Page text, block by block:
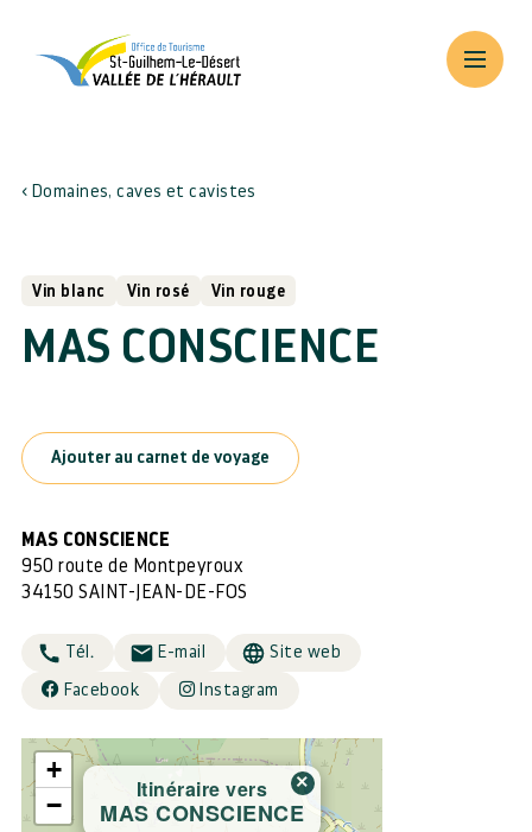
Domaines, caves et cavistes
Vin blanc Vin rosé Vin rouge
MAS CONSCIENCE
Ajouter au carnet de voyage
MAS CONSCIENCE
950 route de Montpeyroux
34150 SAINT-JEAN-DE-FOS
Tél. E-mail Site web
Facebook Instagram
Itinéraire vers
MAS CONSCIENCE
×
+
−